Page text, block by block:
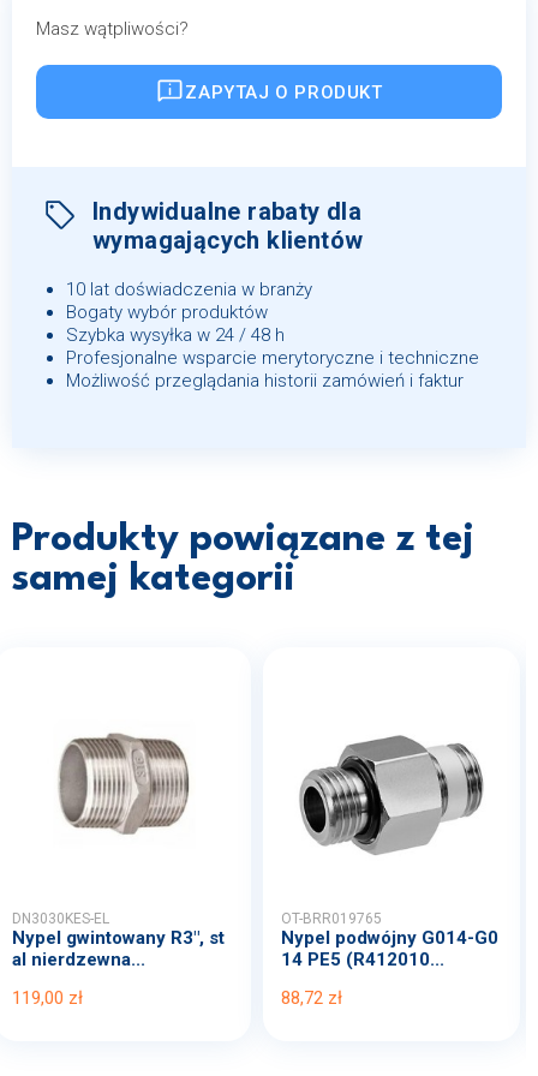
Masz wątpliwości?
ZAPYTAJ O PRODUKT
Indywidualne rabaty dla
wymagających klientów
10 lat doświadczenia w branży
Bogaty wybór produktów
Szybka wysyłka w 24 / 48 h
Profesjonalne wsparcie merytoryczne i techniczne
Możliwość przeglądania historii zamówień i faktur
Produkty powiązane z tej
samej kategorii
DN3030KES-EL
Nypel gwintowany R3", st
al nierdzewna...
119,00 zł
OT-BRR019765
Nypel podwójny G014-G0
14 PE5 (R412010...
88,72 zł